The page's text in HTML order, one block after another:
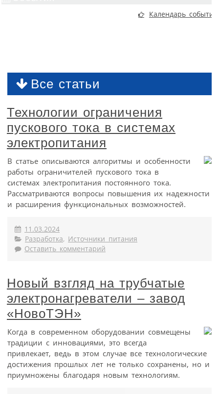
Календарь событий
Все статьи
Технологии ограничения
пускового тока в системах
электропитания
В статье описываются алгоритмы и особенности
работы ограничителей пускового тока в
системах электропитания постоянного тока.
Рассматриваются вопросы повышения их надежности
и расширения функциональных возможностей.
11.03.2024
Разработка, Источники питания
Оставить комментарий
Новый взгляд на трубчатые
электронагреватели – завод
«НовоТЭН»
Когда в современном оборудовании совмещены
традиции с инновациями, это всегда
привлекает, ведь в этом случае все технологические
достижения прошлых лет не только сохранены, но и
приумножены благодаря новым технологиям.